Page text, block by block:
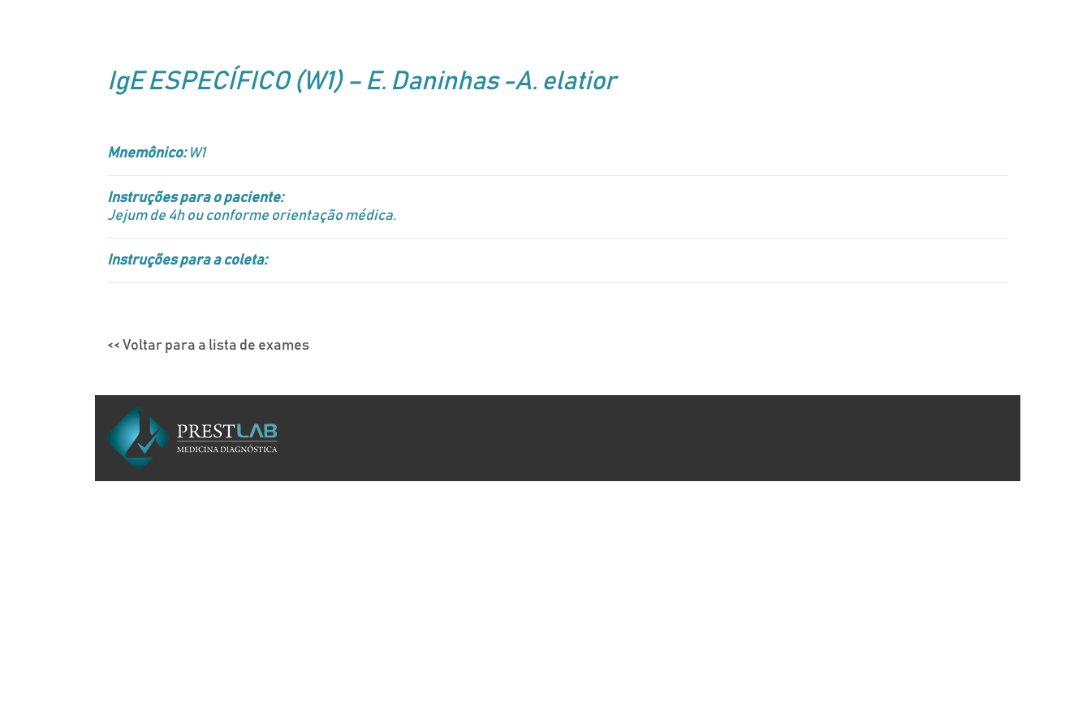
IgE ESPECÍFICO (W1) – E. Daninhas -A. elatior
Mnemônico:W1
Instruções para o paciente:
Jejum de 4h ou conforme orientação médica.
Instruções para a coleta:
<< Voltar para a lista de exames